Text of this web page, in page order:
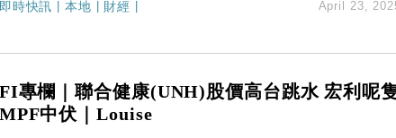
即時快訊 |本地 | 財經 | April 23,
FI專欄｜聯合健康(UNH)股價高台跳水 宏利呢
MPF中伏｜Louise